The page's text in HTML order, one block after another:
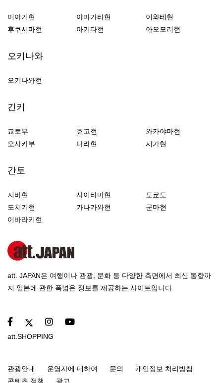
미야기현 야마가타현
이와테현
후쿠시마현
아키타현 아오모리현
오키나와
오키나와현
긴키
교토부 효고현
와카야마현
오사카부
나라현 시가현
간토
지바현 사이타마현
도쿄도
도치기현
가나가와현
군마현
이바라키현
att. JAPAN은 여행이나 관광, 문화 등 다양한 측면에서 최신 동향까
지 일본에 관한 폭넓은 정보를 제공하는 사이트입니다
att.SHOPPING
관광안내 운영자에 대하여 문의
개인정보 처리방침
콘텐츠 정책
광고